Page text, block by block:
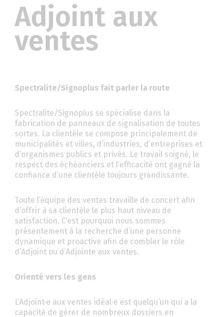
Adjoint aux
ventes
Spectralite/Signoplus fait parler la route
Spectralite/Signoplus se spécialise dans la
fabrication de panneaux de signalisation de toutes
sortes. La clientèle se compose principalement de
municipalités et villes, d’industries, d’entreprises et
d’organismes publics et privés. Le travail soigné, le
respect des échéanciers et l’efficacité ont gagné la
confiance d’une clientèle toujours grandissante.
Toute l’équipe des ventes travaille de concert afin
d’offrir à sa clientèle le plus haut niveau de
satisfaction. C’est pourquoi nous sommes
présentement à la recherche d’une personne
dynamique et proactive afin de combler le rôle
d’Adjoint ou d’Adjointe aux ventes.
Orienté vers les gens
L’Adjoint·e aux ventes idéal·e est quelqu’un qui a la
capacité de gérer de nombreux dossiers en